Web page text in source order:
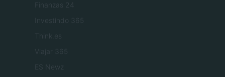
Finanzas 24
Investindo 365
Think.es
Viajar 365
ES Newz